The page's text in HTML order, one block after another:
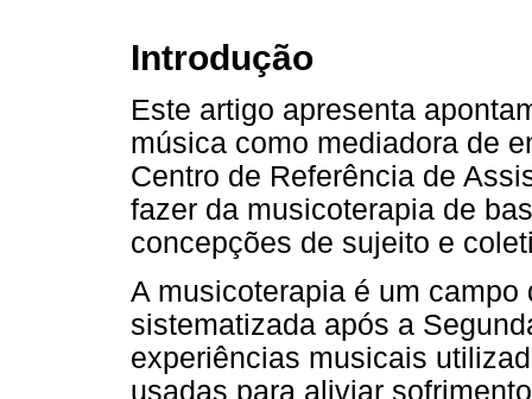
Introdução
Este artigo apresenta
música como mediadora de
Centro de Referência de
fazer da musicoterapia de
concepções de sujeito e
A musicoterapia é um
sistematizada após a
experiências musicais
usadas para aliviar